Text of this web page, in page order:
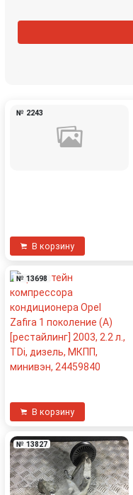
№ 2243
В корзину
№ 13698
В корзину
№ 13827